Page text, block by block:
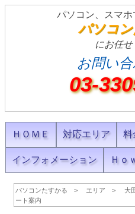
パソコン、スマホ
パソコ
にお任
お問い
03-
ＨＯＭＥ 対応エリア 料
インフォメーション Ｈｏ
パソコンたすかる エリア 大
ート案内